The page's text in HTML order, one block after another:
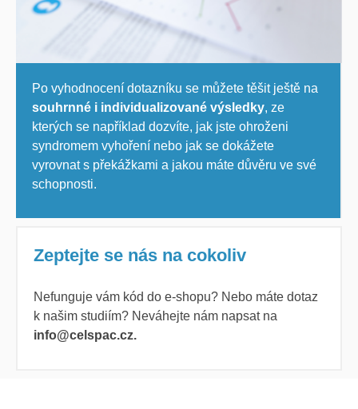
Po vyhodnocení dotazníku se můžete těšit ještě na
souhrnné i individualizované výsledky, ze
kterých se například dozvíte, jak jste ohroženi
syndromem vyhoření nebo jak se dokážete
vyrovnat s překážkami a jakou máte důvěru ve své
schopnosti.
Zeptejte se nás na cokoliv
Nefunguje vám kód do e-shopu? Nebo máte dotaz
k našim studiím? Neváhejte nám napsat na
info@celspac.cz.